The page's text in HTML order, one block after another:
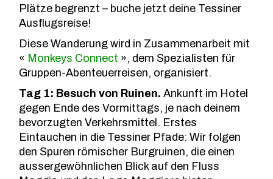
Plätze begrenzt – buche jetzt deine Tessiner
Ausflugsreise!
Diese Wanderung wird in Zusammenarbeit mit
« Monkeys Connect », dem Spezialisten für
Gruppen-Abenteuerreisen, organisiert.
Tag 1: Besuch von Ruinen. Ankunft im Hotel
gegen Ende des Vormittags, je nach deinem
bevorzugten Verkehrsmittel. Erstes
Eintauchen in die Tessiner Pfade: Wir folgen
den Spuren römischer Burgruinen, die einen
aussergewöhnlichen Blick auf den Fluss